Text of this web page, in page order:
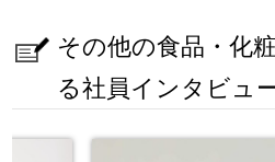
その他の食品・化
る社員インタビュ